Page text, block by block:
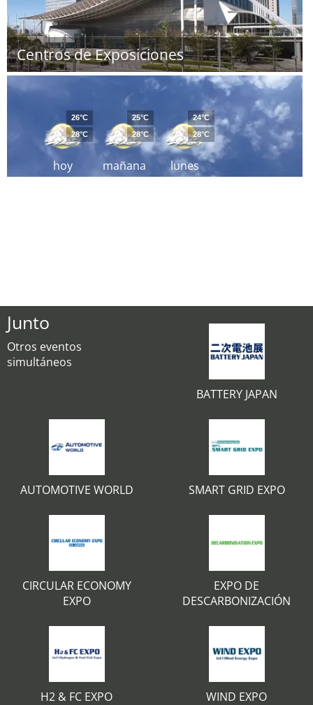
Centros de Exposiciones
hoy
26°C
28°C
mañana
25°C
28°C
lunes
24°C
28°C
Junto
Otros eventos
simultáneos
BATTERY JAPAN
AUTOMOTIVE WORLD SMART GRID EXPO
CIRCULAR ECONOMY
EXPO
EXPO DE
DESCARBONIZACIÓN
H2 & FC EXPO WIND EXPO